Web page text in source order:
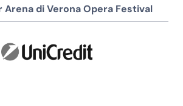
Arena di Verona Opera Festival